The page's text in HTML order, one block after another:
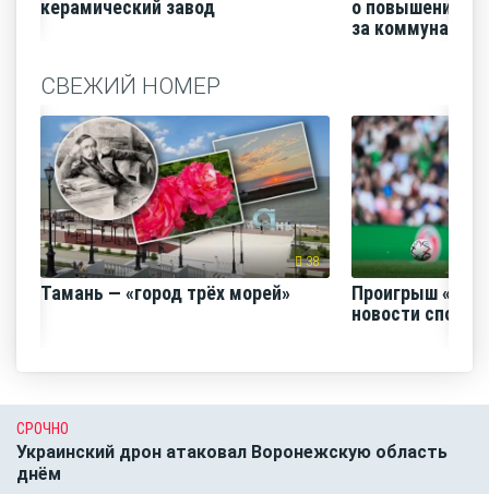
керамический завод
о повышении
за
СВЕЖИЙ НОМЕР
38
Тамань — «город трёх морей»
Проигрыш
новости
СРОЧНО
Украинский дрон атаковал Воронежскую область
днём